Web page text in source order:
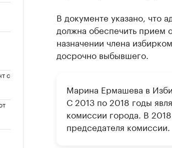
с
В документе указано, что
должна обеспечить прием
назначении члена
досрочно выбывшего.
Марина Ермашева в
С 2013 по 2018 годы
комиссии города. В
председателя комиссии.